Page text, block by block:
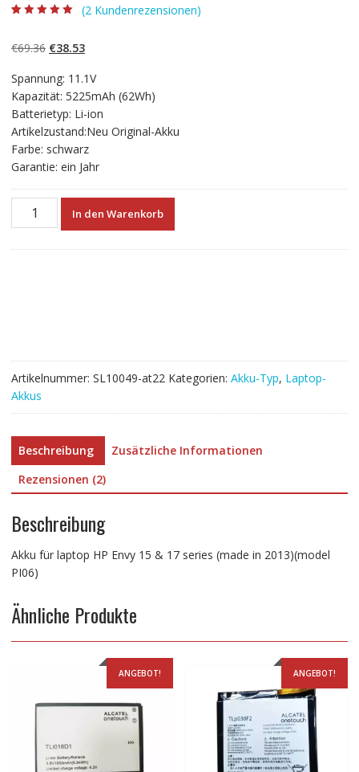
basierend auf
Kundenbewertun
(2 Kundenrezensionen)
€69.36 Ursprünglicher
war:
€69.36
€38.53Aktueller
ist:
€38.53.
Spannung: 11.1V
Kapazität: 5225mAh (62Wh)
Batterietyp: Li-ion
Artikelzustand:Neu Original-Akku
Farbe: schwarz
Garantie: ein Jahr
Neuer
In den Warenkorb
Artikelnummer: SL10049-at22 Kategorien: Akku-Typ, Laptop-
Akkus
Beschreibung
Zusätzliche Informationen
Rezensionen (2)
Beschreibung
Akku für laptop HP Envy 15 & 17 series (made in 2013)(model
PI06)
Ähnliche Produkte
ANGEBOT! ANGEBOT!